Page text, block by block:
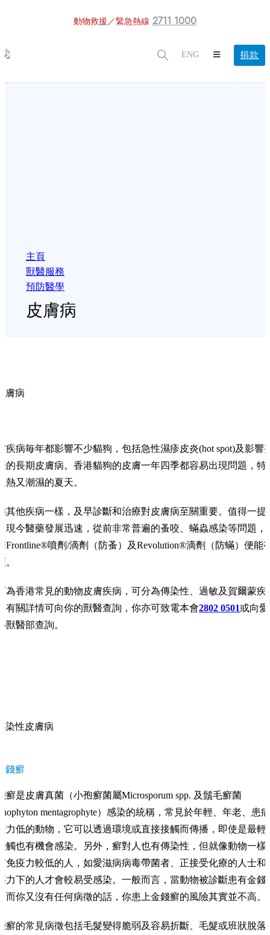
動物救援／緊急熱線 2711 1000
ENG 捐款
主頁
獸醫服務
預防醫學
皮膚病
膚病
疾病毎年都影響不少貓狗，包括急性濕疹皮炎(hot spot)及影響
的長期皮膚病。香港貓狗的皮膚一年四季都容易出現問題，特
熱又潮濕的夏天。
其他疾病一樣，及早診斷和治療對皮膚病至關重要。值得一提
現今醫藥發展迅速，從前非常普遍的蚤咬、蟎蟲感染等問題，
Frontline®噴劑/滴劑（防蚤）及Revolution®滴劑（防蟎）便能
。
為香港常見的動物皮膚疾病，可分為傳染性、過敏及賀爾蒙疾
有關詳情可向你的獸醫查詢，你亦可致電本會2802 0501或向
獸醫部查詢。
染性皮膚病
錢癬
癬是皮膚真菌（小孢癬菌屬Microsporum spp. 及鬚毛癬菌
mentagrophyte）感染的統稱，常見於年輕、年老、患
力低的動物，它可以透過環境或直接接觸而傳播，即使是最輕
觸也有機會感染。另外，癬對人也有傳染性，但就像動物一樣
免疫力較低的人，如愛滋病病毒帶菌者、正接受化療的人士和
力下的人才會較易受感染。一般而言，當動物被診斷患有金錢
而你又沒有任何病徵的話，你患上金錢癬的風險其實並不高。
癬的常見病徵包括毛髮變得脆弱及容易折斷、毛髮或班狀脫落